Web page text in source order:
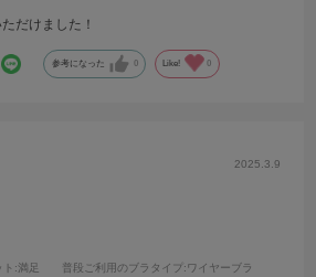
だけました！
参考になった 0 Like! 0
2025.3.9
:満足 普段ご利用のブラタイプ :ワイヤーブラ